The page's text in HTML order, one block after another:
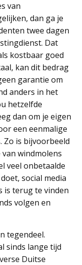
van
dan ga je
twee dagen
Dat
kostbaar goed
kan dit bedrag
garantie om
anders in het
hetzelfde
dan om je eigen
een eenmalige
Zo is bijvoorbeeld
windmolens
veel onbetaalde
social media
is terug te vinden
volgen en
tegendeel.
sinds lange tijd
Duitse